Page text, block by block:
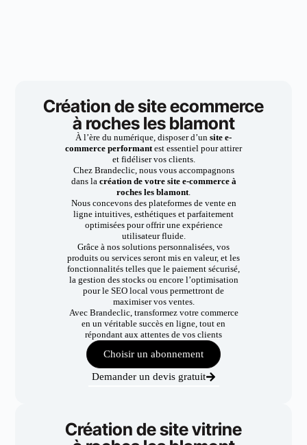
Création de site ecommerce
à roches les blamont
À l’ère du numérique, disposer d’un site e-
commerce performantest essentiel pour attirer
et fidéliser vos clients.
Chez Brandeclic, nous vous accompagnons
dans la création de votre site e-commerce à
roches les blamont.
Nous concevons des plateformes de vente en
ligne intuitives, esthétiques et parfaitement
optimisées pour offrir une expérience
utilisateur fluide.
Grâce à nos solutions personnalisées, vos
produits ou services seront mis en valeur, et les
fonctionnalités telles que le paiement sécurisé,
la gestion des stocks ou encore l’optimisation
pour le SEO local vous permettront de
maximiser vos ventes.
Avec Brandeclic, transformez votre commerce
en un véritable succès en ligne, tout en
répondant aux attentes de vos clients
Choisir un abonnement
Demander un devis gratuit
Création de site vitrine